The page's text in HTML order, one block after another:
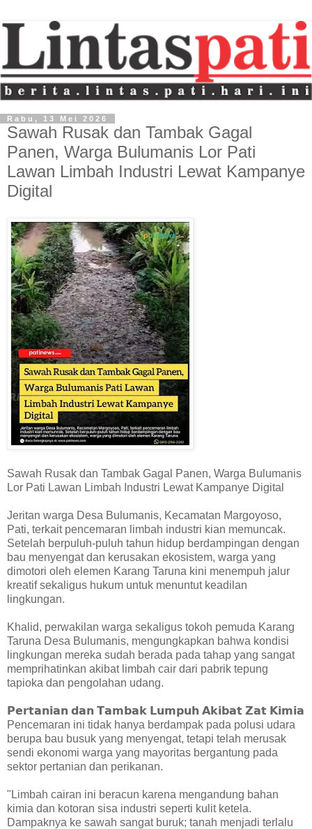
Rabu, 13 Mei 2026
Sawah Rusak dan Tambak Gagal
Panen, Warga Bulumanis Lor Pati
Lawan Limbah Industri Lewat Kampanye
Digital
Sawah Rusak dan Tambak Gagal Panen, Warga Bulumanis
Lor Pati Lawan Limbah Industri Lewat Kampanye Digital
Jeritan warga Desa Bulumanis, Kecamatan Margoyoso,
Pati, terkait pencemaran limbah industri kian memuncak.
Setelah berpuluh-puluh tahun hidup berdampingan dengan
bau menyengat dan kerusakan ekosistem, warga yang
dimotori oleh elemen Karang Taruna kini menempuh jalur
kreatif sekaligus hukum untuk menuntut keadilan
lingkungan.
Khalid, perwakilan warga sekaligus tokoh pemuda Karang
Taruna Desa Bulumanis, mengungkapkan bahwa kondisi
lingkungan mereka sudah berada pada tahap yang sangat
memprihatinkan akibat limbah cair dari pabrik tepung
tapioka dan pengolahan udang.
𝗣𝗲𝗿𝘁𝗮𝗻𝗶𝗮𝗻 𝗱𝗮𝗻 𝗧𝗮𝗺𝗯𝗮𝗸 𝗟𝘂𝗺𝗽𝘂𝗵 𝗔𝗸𝗶𝗯𝗮𝘁 𝗭𝗮𝘁 𝗞𝗶𝗺𝗶𝗮
Pencemaran ini tidak hanya berdampak pada polusi udara
berupa bau busuk yang menyengat, tetapi telah merusak
sendi ekonomi warga yang mayoritas bergantung pada
sektor pertanian dan perikanan.
"Limbah cairan ini beracun karena mengandung bahan
kimia dan kotoran sisa industri seperti kulit ketela.
Dampaknya ke sawah sangat buruk; tanah menjadi terlalu